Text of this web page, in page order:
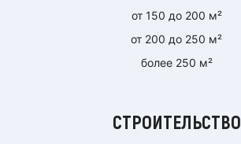
от 150 до 200 м²
от 200 до 250 м²
более 250 м²
СТРОИТЕЛЬСТВО